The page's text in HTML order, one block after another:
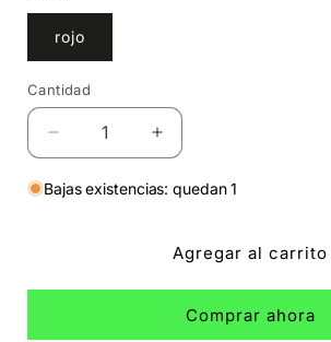
rojo
Cantidad
Cantidad
Reducir
cantidad
para
Aumentar
cantidad
para
Peruanita
Bajas existencias: quedan 1
Agregar al carrito
Comprar ahora